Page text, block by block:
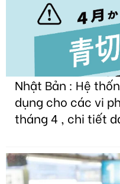
Nhật Bản : Hệ
dụng cho các vi
tháng 4 , chi tiết